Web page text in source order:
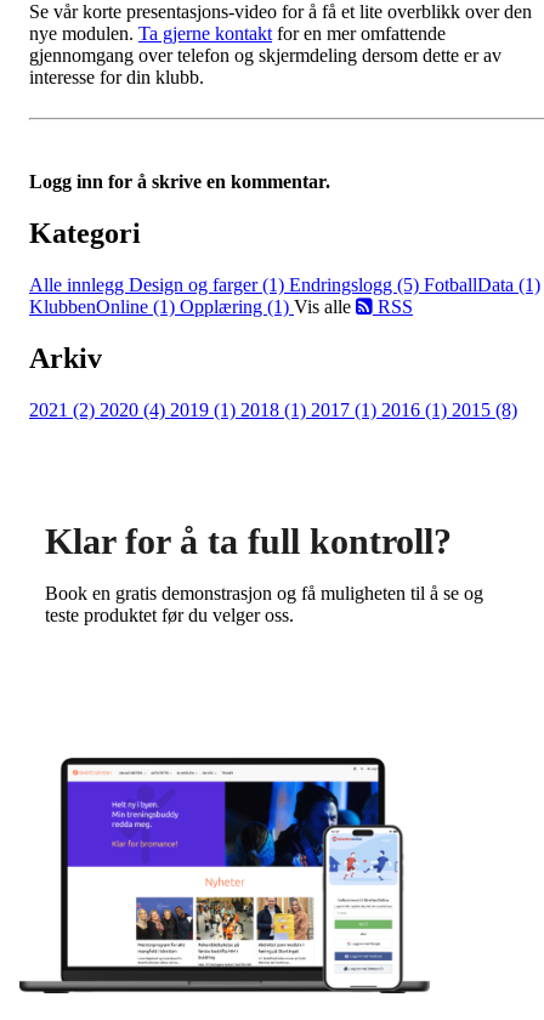
Se vår korte presentasjons-video for å få et lite overblikk over den
nye modulen. Ta gjerne kontakt for en mer omfattende
gjennomgang over telefon og skjermdeling dersom dette er av
interesse for din klubb.
Logg inn for å skrive en kommentar.
Kategori
Alle innlegg Design og farger (1) Endringslogg (5) FotballData (1)
KlubbenOnline (1) Opplæring (1) Vis alle RSS
Arkiv
2021 (2) 2020 (4) 2019 (1) 2018 (1) 2017 (1) 2016 (1) 2015 (8)
Klar for å ta full kontroll?
Book en gratis demonstrasjon og få muligheten til å se og
teste produktet før du velger oss.